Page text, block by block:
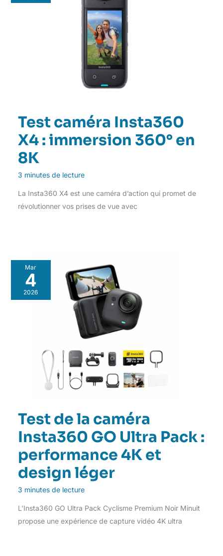
Test caméra Insta360
X4 : immersion 360° en
8K
3 minutes de lecture
La Insta360 X4 est une caméra d’action qui promet de
révolutionner vos prises de vue avec
Mar
4
2026
Test de la caméra
Insta360 GO Ultra Pack :
performance 4K et
design léger
3 minutes de lecture
L’Insta360 GO Ultra Pack Cyclisme Premium Noir Minuit
propose une expérience de capture vidéo 4K ultra